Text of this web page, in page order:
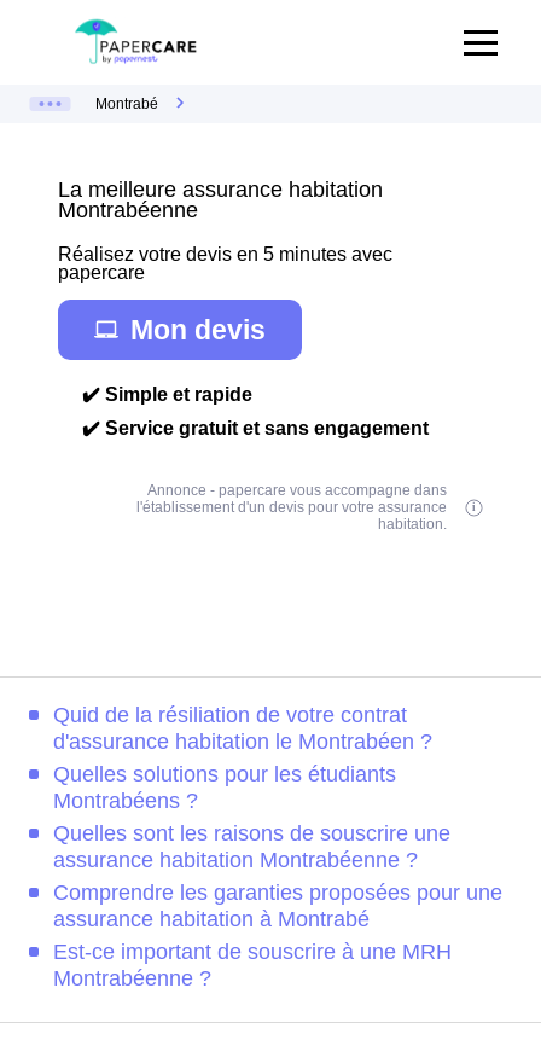
Montrabé
La meilleure assurance habitation
Montrabéenne
Réalisez votre devis en 5 minutes avec
papercare
Mon devis
✔️ Simple et rapide
✔️ Service gratuit et sans engagement
Annonce - papercare vous accompagne dans
l'établissement d'un devis pour votre assurance
habitation.
Quid de la résiliation de votre contrat
d'assurance habitation le Montrabéen ?
Quelles solutions pour les étudiants
Montrabéens ?
Quelles sont les raisons de souscrire une
assurance habitation Montrabéenne ?
Comprendre les garanties proposées pour une
assurance habitation à Montrabé
Est-ce important de souscrire à une MRH
Montrabéenne ?